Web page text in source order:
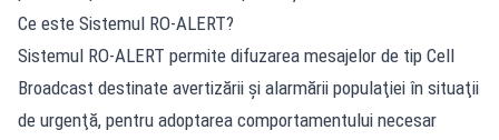
Ce este Sistemul RO-ALERT?
Sistemul RO-ALERT permite difuzarea mesajelor de tip Cell
Broadcast destinate avertizării şi alarmării populaţiei în situaţii
de urgenţă, pentru adoptarea comportamentului necesar